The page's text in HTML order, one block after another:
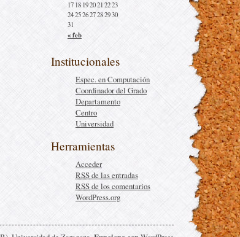
« feb
17 18 192021 2223
24252627282930
31
Institucionales
Espec. en Computación
Coordinador del Grado
Departamento
Centro
Universidad
Herramientas
Acceder
RSSde las entradas
RSSde los comentarios
WordPress.org